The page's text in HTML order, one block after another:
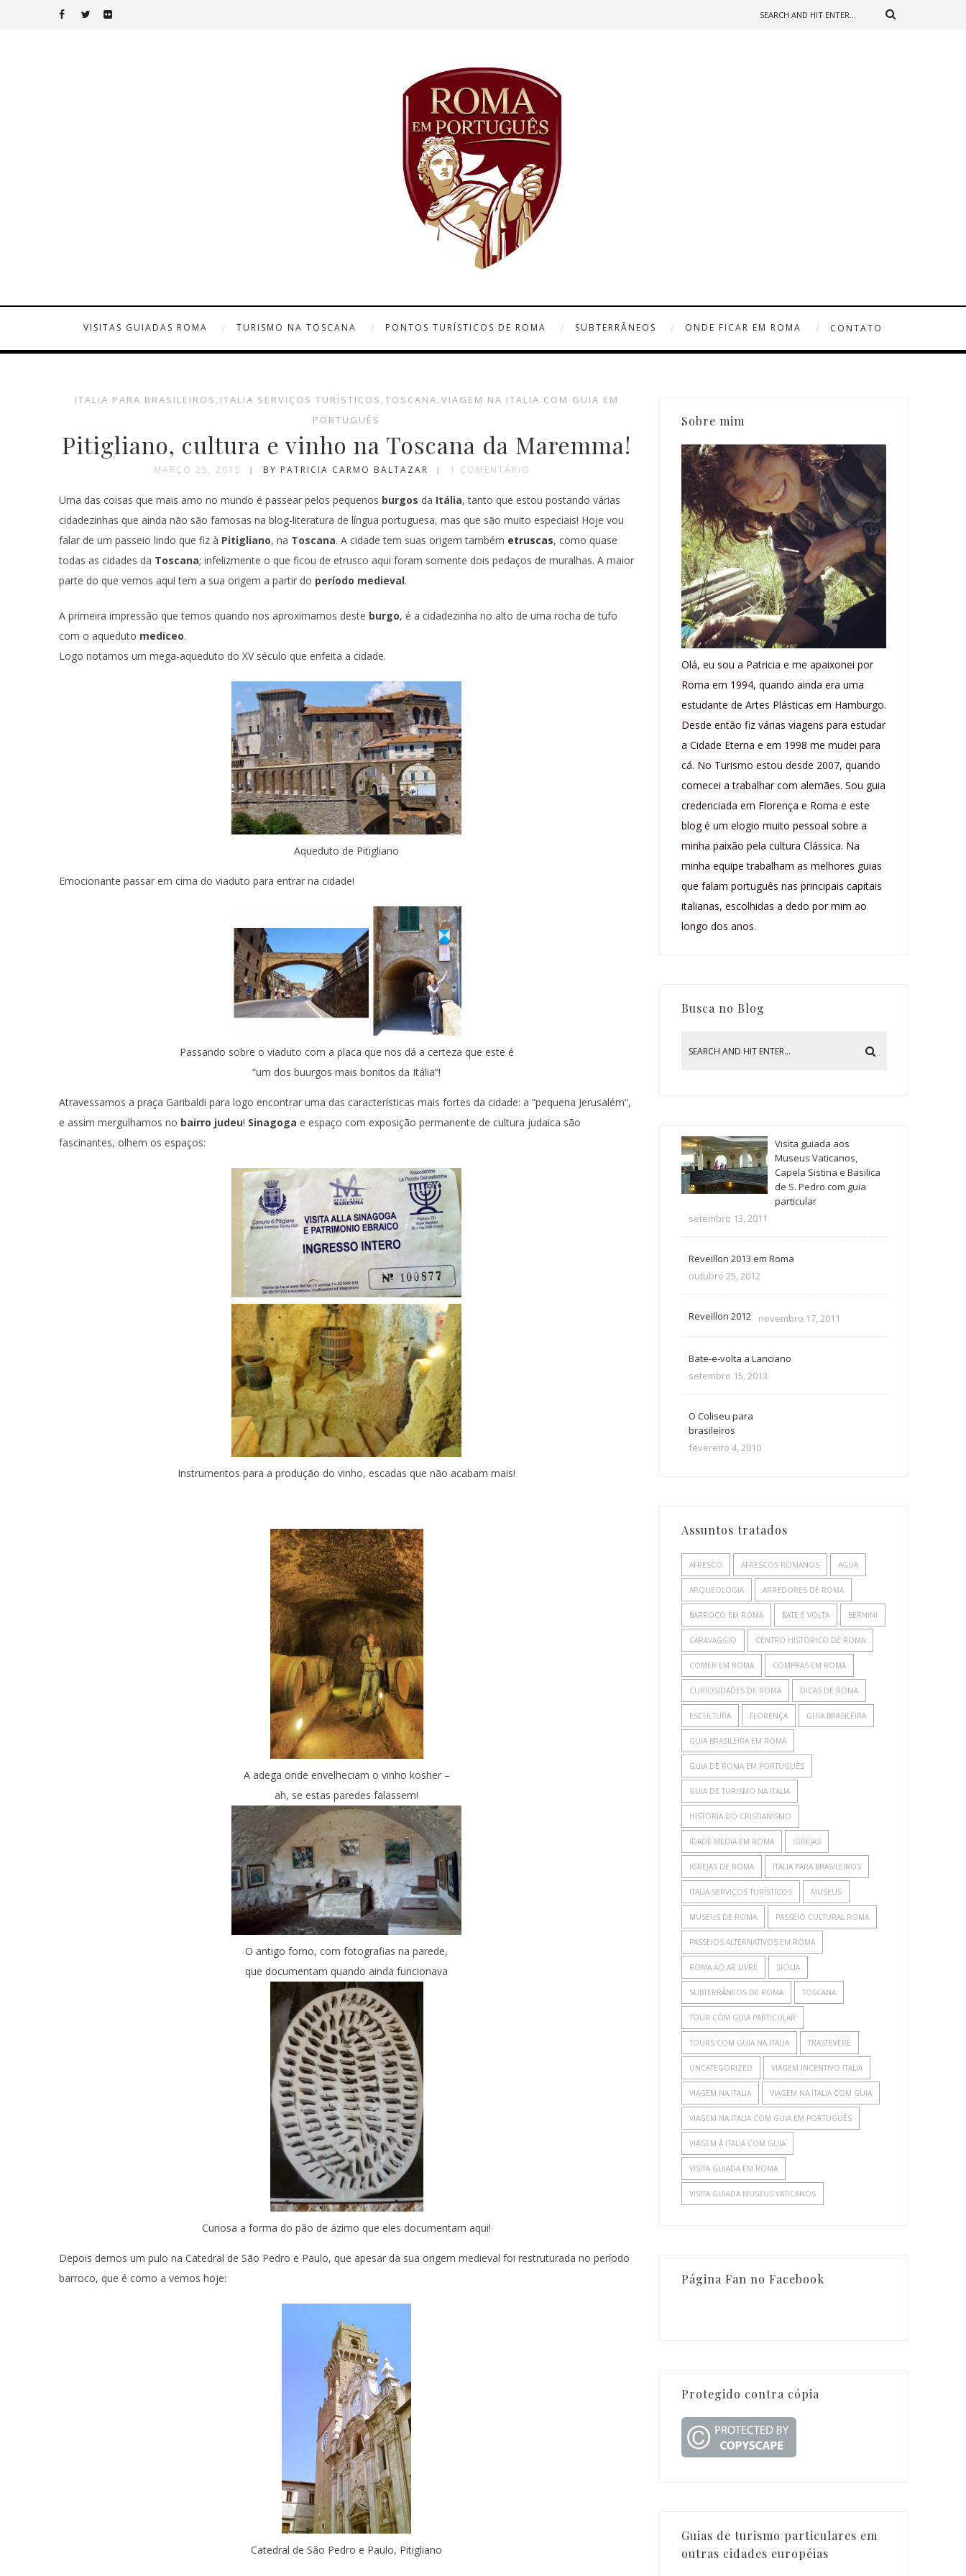
VISITAS GUIADAS ROMA TURISMO NA TOSCANA PONTOS TURÍSTICOS DE ROMA SUBTERRÂNEOS ONDE FICAR EM ROMA CONTATO
ITALIA PARA BRASILEIROS , ITALIA SERVIÇOS TURÍSTICOS , TOSCANA, VIAGEM NA ITALIA COM GUIA EM
PORTUGUÊS
Pitigliano, cultura e vinho na Toscana da Maremma!
MARÇO 25, 2015 BY PATRICIA CARMO BALTAZAR 1 COMENTÁRIO
Uma das coisas que mais amo no mundo é passear pelos pequenos burgos da Itália, tanto que estou postando várias
cidadezinhas que ainda não são famosas na blog-literatura de língua portuguesa, mas que são muito especiais! Hoje vou
falar de um passeio lindo que fiz à Pitigliano, na Toscana. A cidade tem suas origem também etruscas, como quase
todas as cidades da Toscana; infelizmente o que ficou de etrusco aqui foram somente dois pedaços de muralhas. A maior
parte do que vemos aqui tem a sua origem a partir do período medieval.
A primeira impressão que temos quando nos aproximamos deste burgo, é a cidadezinha no alto de uma rocha de tufo
com o aqueduto mediceo.
Logo notamos um mega-aqueduto do XV século que enfeita a cidade.
Aqueduto de Pitigliano
Emocionante passar em cima do viaduto para entrar na cidade!
Passando sobre o viaduto com a placa que nos dá a certeza que este é
“um dos buurgos mais bonitos da Itália”!
Atravessamos a praça Garibaldi para logo encontrar uma das características mais fortes da cidade: a “pequena Jerusalém”,
e assim mergulhamos no bairro judeu! Sinagoga e espaço com exposição permanente de cultura judaica são
fascinantes, olhem os espaços:
Instrumentos para a produção do vinho, escadas que não acabam mais!
A adega onde envelheciam o vinho kosher –
ah, se estas paredes falassem!
O antigo forno, com fotografias na parede,
que documentam quando ainda funcionava
Curiosa a forma do pão de ázimo que eles documentam aqui!
Depois demos um pulo na Catedral de São Pedro e Paulo, que apesar da sua origem medieval foi restruturada no período
barroco, que é como a vemos hoje:
Catedral de São Pedro e Paulo, Pitigliano
Sobre mim
Olá, eu sou a Patricia e me apaixonei por
Roma em 1994, quando ainda era uma
estudante de Artes Plásticas em Hamburgo.
Desde então fiz várias viagens para estudar
a Cidade Eterna e em 1998 me mudei para
cá. No Turismo estou desde 2007, quando
comecei a trabalhar com alemães. Sou guia
credenciada em Florença e Roma e este
blog é um elogio muito pessoal sobre a
minha paixão pela cultura Clássica. Na
minha equipe trabalham as melhores guias
que falam português nas principais capitais
italianas, escolhidas a dedo por mim ao
longo dos anos.
Busca no Blog
Visita guiada aos
Museus Vaticanos,
Capela Sistina e Basilica
de S. Pedro com guia
particular
setembro 13, 2011
Reveillon 2013 em Roma
outubro 25, 2012
Reveillon 2012 novembro 17, 2011
Bate-e-volta a Lanciano
setembro 15, 2013
O Coliseu para
brasileiros
fevereiro 4, 2010
Assuntos tratados
AFRESCO AFRESCOS ROMANOS AGUA
ARQUEOLOGIA ARREDORES DE ROMA
BARROCO EM ROMA BATE E VOLTA BERNINI
CARAVAGGIO CENTRO HISTÓRICO DE ROMA
COMER EM ROMA COMPRAS EM ROMA
CURIOSIDADES DE ROMA DICAS DE ROMA
ESCULTURA FLORENÇA GUIA BRASILEIRA
GUIA BRASILEIRA EM ROMA
GUIA DE ROMA EM PORTUGUÊS
GUIA DE TURISMO NA ITALIA
HISTORIA DO CRISTIANISMO
IDADE MEDIA EM ROMA IGREJAS
IGREJAS DE ROMA ITALIA PARA BRASILEIROS
ITALIA SERVIÇOS TURÍSTICOS MUSEUS
MUSEUS DE ROMA PASSEIO CULTURAL ROMA
PASSEIOS ALTERNATIVOS EM ROMA
ROMA AO AR LIVRE SICILIA
SUBTERRÂNEOS DE ROMA TOSCANA
TOUR COM GUIA PARTICULAR
TOURS COM GUIA NA ITALIA TRASTEVERE
UNCATEGORIZED VIAGEM INCENTIVO ITALIA
VIAGEM NA ITALIA VIAGEM NA ITALIA COM GUIA
VIAGEM NA ITALIA COM GUIA EM PORTUGUÊS
VIAGEM À ITALIA COM GUIA
VISITA GUIADA EM ROMA
VISITA GUIADA MUSEUS VATICANOS
Página Fan no Facebook
Protegido contra cópia
Guias de turismo particulares em
outras cidades européias